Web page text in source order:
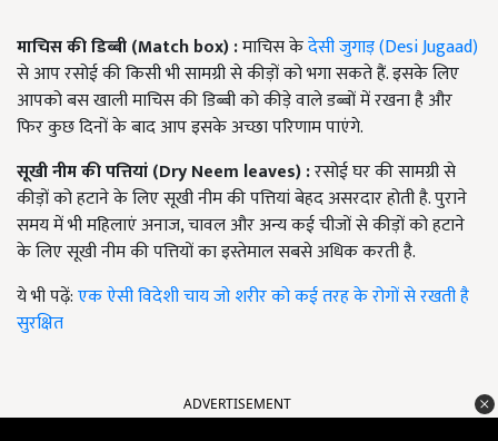
माचिस की डिब्बी(Match box):माचिस केदेसी जुगाड़ (Desi Jugaad)
से आप रसोई की किसी भी सामग्री से कीड़ों को भगा सकते हैं. इसके लिए
आपको बस खाली माचिस की डिब्बी को कीड़े वाले डब्बों में रखना है और
फिर कुछ दिनों के बाद आप इसके अच्छा परिणाम पाएंगे.
सूखी नीम की पत्तियां(Dry Neem leaves):रसोई घर की सामग्री से
कीड़ों को हटाने के लिए सूखी नीम की पत्तियां बेहद असरदार होती है. पुराने
समय में भी महिलाएं अनाज, चावल और अन्य कई चीजों से कीड़ों को हटाने
के लिए सूखी नीम की पत्तियों का इस्तेमाल सबसे अधिक करती है.
ये भी पढ़ें:एक ऐसी विदेशी चाय जो शरीर को कई तरह के रोगों से रखती है
सुरक्षित
ADVERTISEMENT